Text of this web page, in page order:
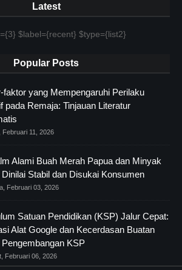
Latest
$label={recent} $type={list2}
Popular Posts
faktor yang Mempengaruhi Perilaku
pada Remaja: Tinjauan Literatur
Februari 11, 2026
Alami Buah Merah Papua dan Minyak
Dinilai Stabil dan Disukai Konsumen
Februari 03, 2026
Satuan Pendidikan (KSP) Jalur Cepat:
Alat Google dan Kecerdasan Buatan
KSP
Februari 06, 2026